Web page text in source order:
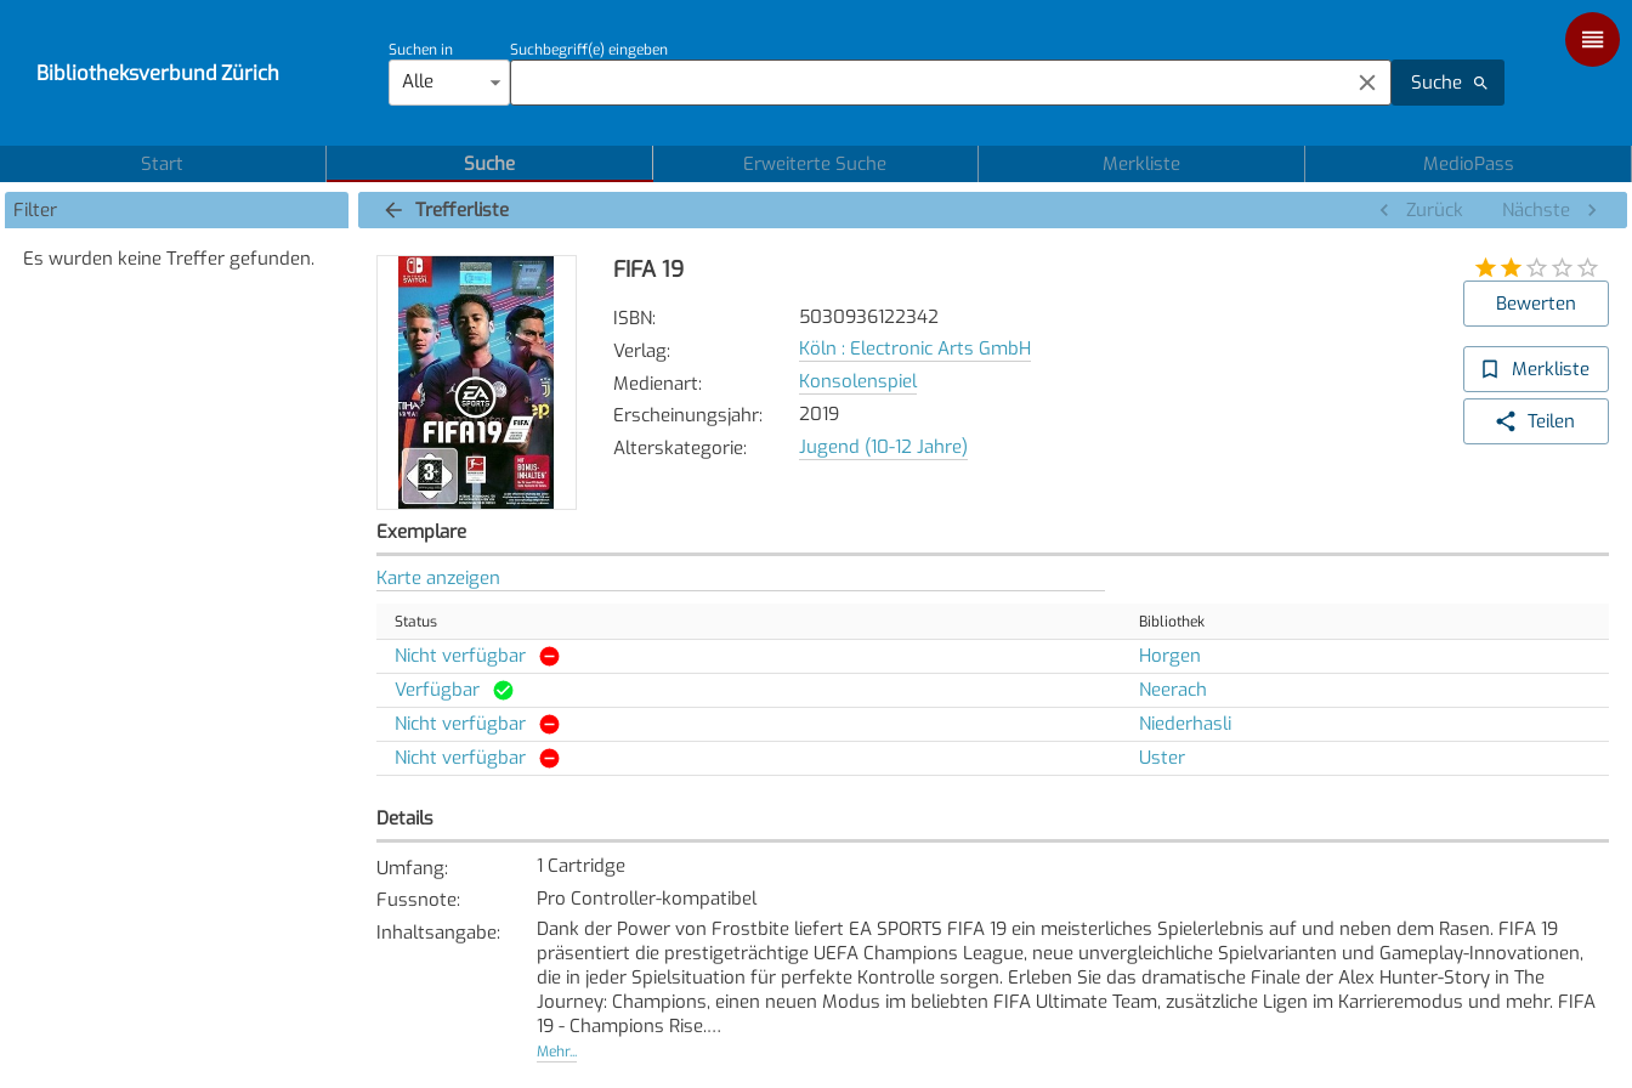
Bibliotheksverbund Zürich
Suchen in
Alle
Suchbegriff(e) eingeben
Suche
Start Suche Erweiterte Suche Merkliste
MedioPass
Filter
Es wurden keine Treffer gefunden.
Trefferliste Zurück Nächste
FIFA 19
ISBN:
5030936122342
Verlag:
Köln : Electronic Arts GmbH
Medienart:
Konsolenspiel
Erscheinungsjahr:
2019
Alterskategorie: Jugend (10-12 Jahre)
Bewerten
Merkliste
Teilen
Exemplare
Karte anzeigen
Status Bibliothek
Nicht verfügbar
Horgen
Verfügbar
Neerach
Nicht verfügbar
Niederhasli
Nicht verfügbar
Uster
Details
Umfang:
1 Cartridge
Fussnote:
Pro Controller-kompatibel
Inhaltsangabe:
Dank der Power von Frostbite liefert EA SPORTS FIFA 19 ein meisterliches Spielerlebnis auf und neben dem Rasen. FIFA 19
präsentiert die prestigeträchtige UEFA Champions League, neue unvergleichliche Spielvarianten und Gameplay-Innovationen,
die in jeder Spielsituation für perfekte Kontrolle sorgen. Erleben Sie das dramatische Finale der Alex Hunter-Story in The
Journey: Champions, einen neuen Modus im beliebten FIFA Ultimate Team, zusätzliche Ligen im Karrieremodus und mehr. FIFA
19 - Champions Rise.
Mehr...